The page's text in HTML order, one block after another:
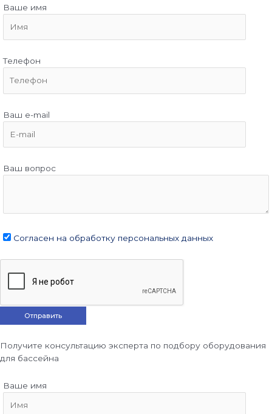
Ваше имя
Телефон
Ваш e-mail
Ваш вопрос
Согласен на обработку персональных данных
Получите консультацию эксперта по подбору оборудования
для бассейна
Ваше имя